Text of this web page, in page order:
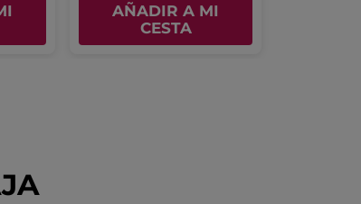
AÑADIR A MI
CESTA